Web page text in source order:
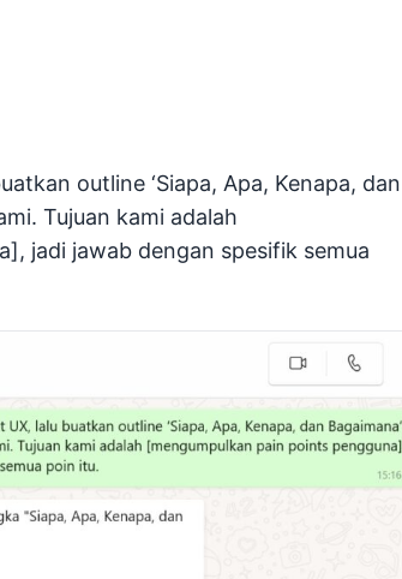
outline ‘Siapa, Apa, Kenapa, dan
Tujuan kami adalah
jadi jawab dengan spesifik semua